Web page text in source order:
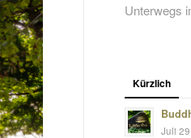
Unterwegs
Kürzlich
Juli